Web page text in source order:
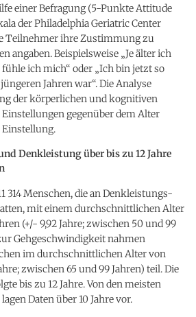
einer Befragung (5-Punkte Attitude
der Philadelphia Geriatric Center
Teilnehmer ihre Zustimmung zu
angaben. Beispielsweise „Je älter ich
ich mich“ oder „Ich bin jetzt so
Jahren war“. Die Analyse
der körperlichen und kognitiven
gegenüber dem Alter
Einstellung.
Denkleistung über bis zu 12 Jahre
314 Menschen, die an Denkleistungs-
mit einem durchschnittlichen Alter
(+/- 9,92 Jahre; zwischen 50 und 99
Gehgeschwindigkeit nahmen
im durchschnittlichen Alter von
zwischen 65 und 99 Jahren) teil. Die
bis zu 12 Jahre. Von den meisten
Daten über 10 Jahre vor.